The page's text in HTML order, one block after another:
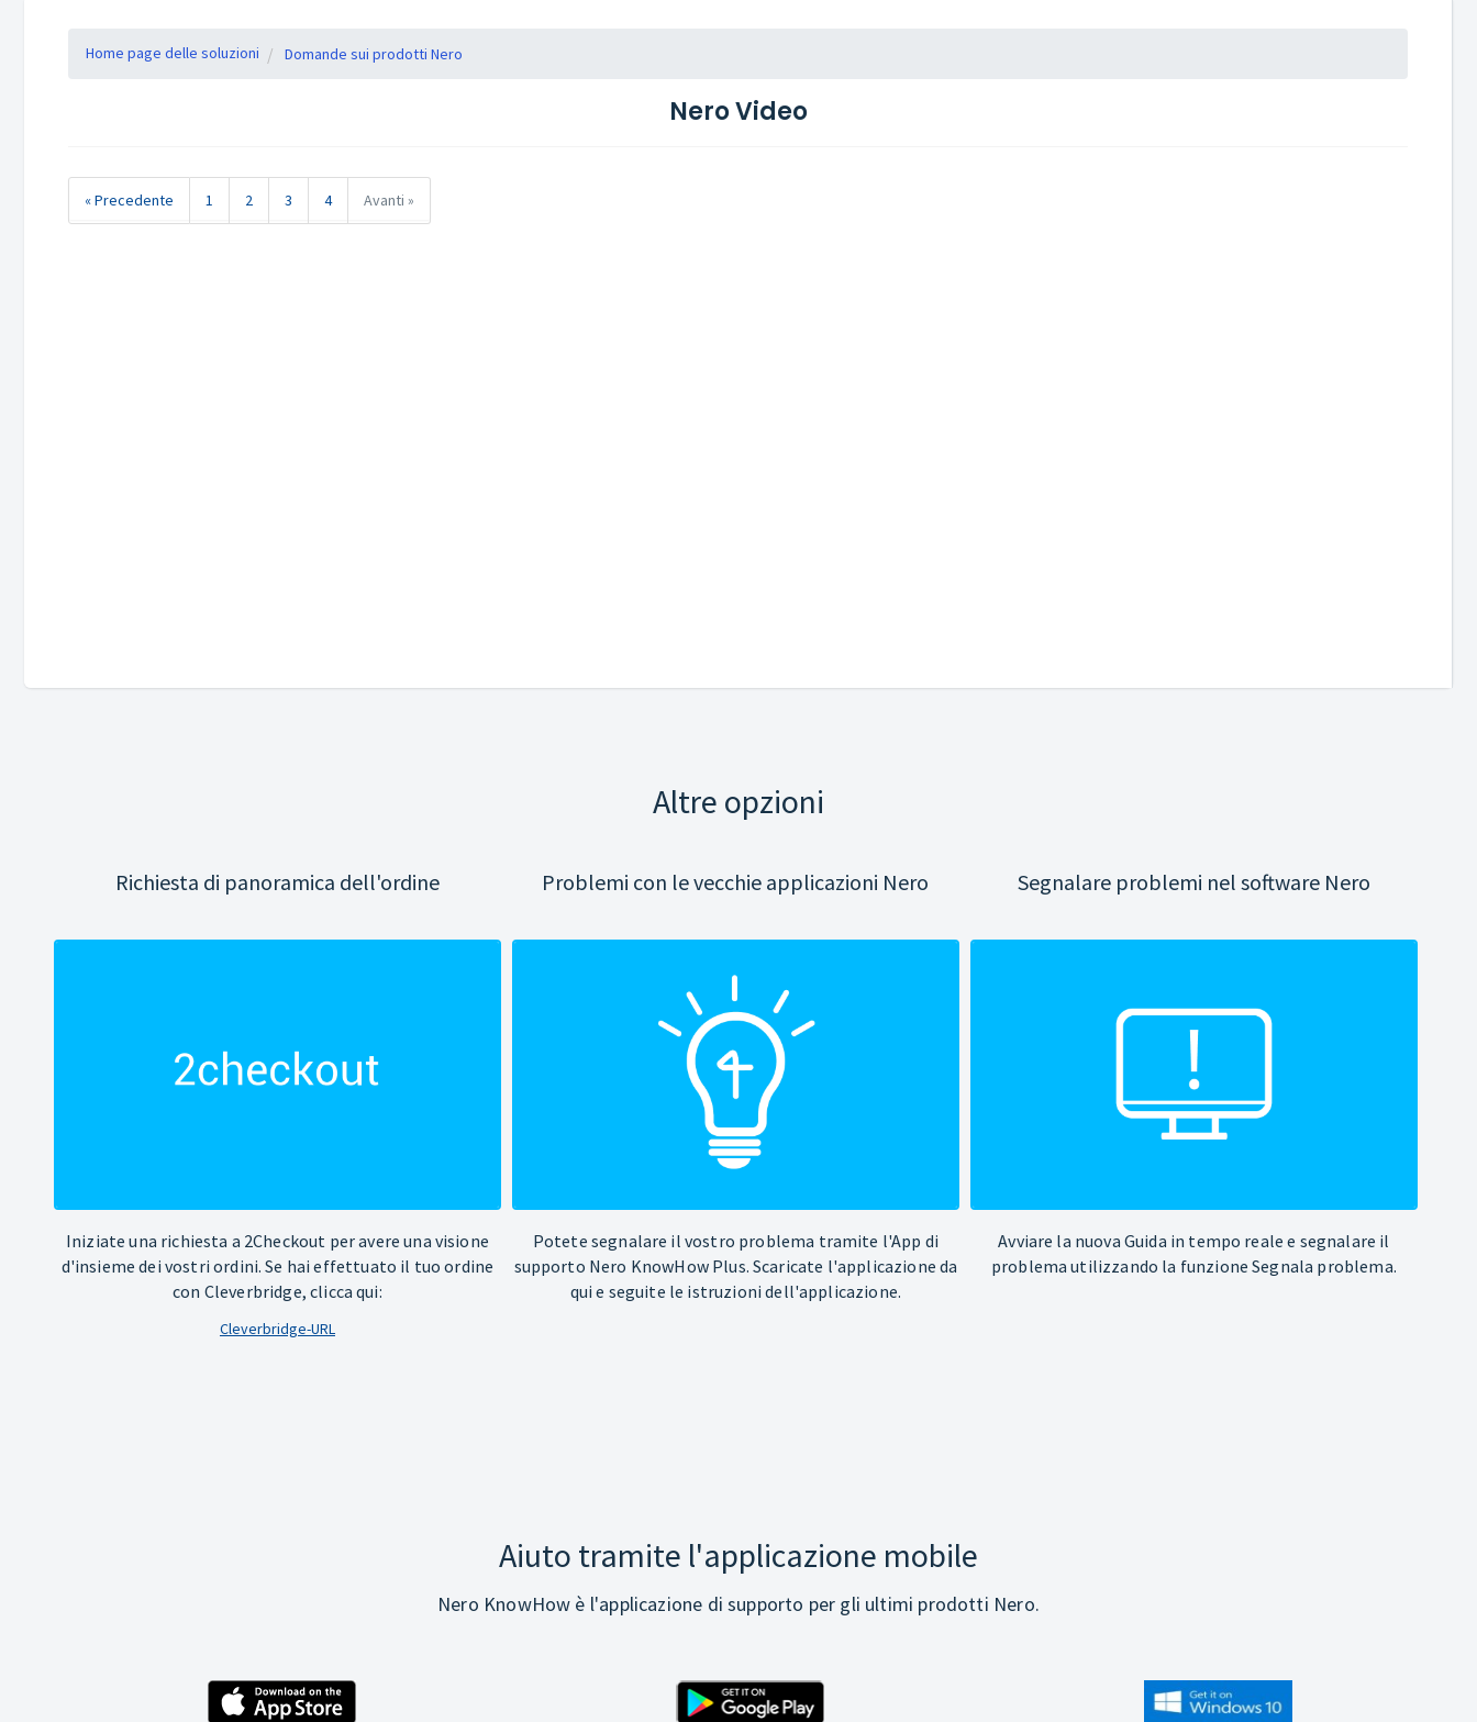
Home page delle soluzioni Domande sui prodotti Nero
Nero Video
« Precedente 1 2 3 4 Avanti »
Altre opzioni
Richiesta di panoramica dell'ordine
Iniziate una richiesta a 2Checkout per avere una visione
d'insieme dei vostri ordini. Se hai effettuato il tuo ordine
con Cleverbridge, clicca qui:
Cleverbridge-URL
Problemi con le vecchie applicazioni Nero
Potete segnalare il vostro problema tramite l'App di
supporto Nero KnowHow Plus. Scaricate l'applicazione da
qui e seguite le istruzioni dell'applicazione.
Segnalare problemi nel software Nero
Avviare la nuova Guida in tempo reale e segnalare il
problema utilizzando la funzione Segnala problema.
Aiuto tramite l'applicazione mobile
Nero KnowHow è l'applicazione di supporto per gli ultimi prodotti Nero.